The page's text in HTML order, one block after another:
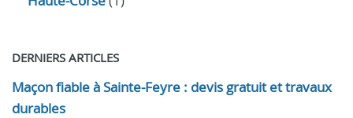
DERNIERS ARTICLES
Maçon fiable à Sainte-Feyre : devis gratuit et travaux
durables